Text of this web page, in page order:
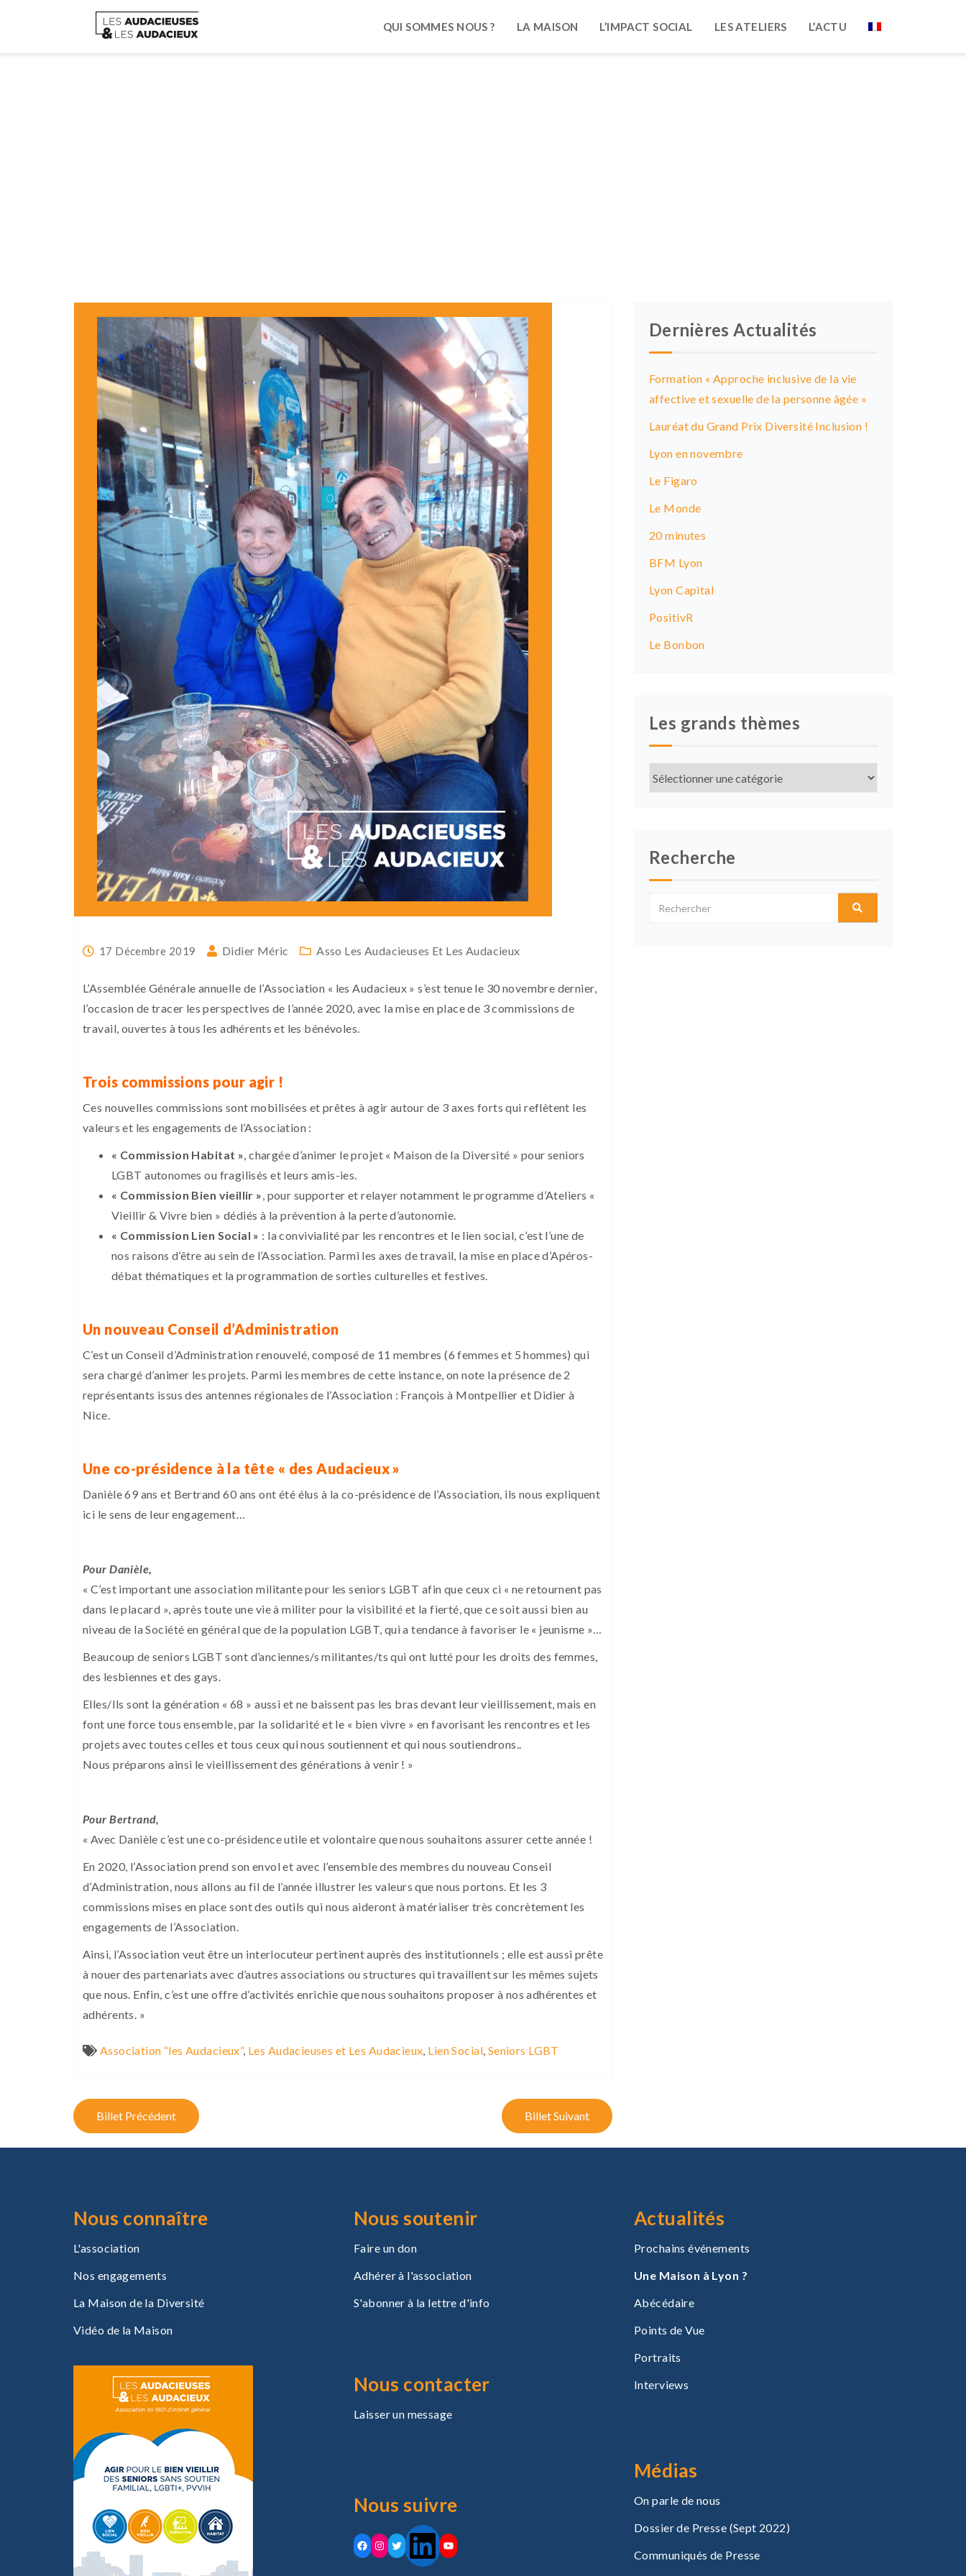
QUI SOMMES NOUS ? LA MAISON L’IMPACT SOCIAL LES ATELIERS L’ACTU
17 Décembre 2019 Didier Méric Asso Les Audacieuses Et Les Audacieux
L’Assemblée Générale annuelle de l’Association « les Audacieux » s’est tenue le 30 novembre dernier,
l’occasion de tracer les perspectives de l’année 2020, avec la mise en place de 3 commissions de
travail, ouvertes à tous les adhérents et les bénévoles.
Trois commissions pour agir !
Ces nouvelles commissions sont mobilisées et prêtes à agir autour de 3 axes forts qui reflètent les
valeurs et les engagements de l’Association :
« Commission Habitat », chargée d’animer le projet « Maison de la Diversité » pour seniors
LGBT autonomes ou fragilisés et leurs amis-ies.
« Commission Bien vieillir », pour supporter et relayer notamment le programme d’Ateliers «
Vieillir & Vivre bien » dédiés à la prévention à la perte d’autonomie.
« Commission Lien Social » : la convivialité par les rencontres et le lien social, c’est l’une de
nos raisons d’être au sein de l’Association. Parmi les axes de travail, la mise en place d’Apéros-
débat thématiques et la programmation de sorties culturelles et festives.
Un nouveau Conseil d’Administration
C’est un Conseil d’Administration renouvelé, composé de 11 membres (6 femmes et 5 hommes) qui
sera chargé d’animer les projets. Parmi les membres de cette instance, on note la présence de 2
représentants issus des antennes régionales de l’Association : François à Montpellier et Didier à
Nice.
Une co-présidence à la tête « des Audacieux »
Danièle 69 ans et Bertrand 60 ans ont été élus à la co-présidence de l’Association, ils nous expliquent
ici le sens de leur engagement…
Pour Danièle,
« C’est important une association militante pour les seniors LGBT afin que ceux ci « ne retournent pas
dans le placard », après toute une vie à militer pour la visibilité et la fierté, que ce soit aussi bien au
niveau de la Société en général que de la population LGBT, qui a tendance à favoriser le « jeunisme »…
Beaucoup de seniors LGBT sont d’anciennes/s militantes/ts qui ont lutté pour les droits des femmes,
des lesbiennes et des gays.
Elles/Ils sont la génération « 68 » aussi et ne baissent pas les bras devant leur vieillissement, mais en
font une force tous ensemble, par la solidarité et le « bien vivre » en favorisant les rencontres et les
projets avec toutes celles et tous ceux qui nous soutiennent et qui nous soutiendrons..
Nous préparons ainsi le vieillissement des générations à venir ! »
Pour Bertrand,
« Avec Danièle c’est une co-présidence utile et volontaire que nous souhaitons assurer cette année !
En 2020, l’Association prend son envol et avec l’ensemble des membres du nouveau Conseil
d’Administration, nous allons au fil de l’année illustrer les valeurs que nous portons. Et les 3
commissions mises en place sont des outils qui nous aideront à matérialiser très concrètement les
engagements de l’Association.
Ainsi, l’Association veut être un interlocuteur pertinent auprès des institutionnels ; elle est aussi prête
à nouer des partenariats avec d’autres associations ou structures qui travaillent sur les mêmes sujets
que nous. Enfin, c’est une offre d’activités enrichie que nous souhaitons proposer à nos adhérentes et
adhérents. »
Association “les Audacieux”, Les Audacieuses et Les Audacieux, Lien Social, Seniors LGBT
P
o
n
a
v
t
n
Billet Précédent Billet Suivant
Dernières Actualités
Formation « Approche inclusive de la vie
affective et sexuelle de la personne âgée »
Lauréat du Grand Prix Diversité Inclusion !
Lyon en novembre
Le Figaro
Le Monde
20 minutes
BFM Lyon
Lyon Capital
PositivR
Le Bonbon
Les grands thèmes
Les
grands
Recherche
Nous connaître
L'association
Nos engagements
La Maison de la Diversité
Vidéo de la Maison
Nous soutenir
Faire un don
Adhérer à l'association
S'abonner à la lettre d'info
Nous contacter
Laisser un message
Nous suivre
Actualités
Prochains événements
Une Maison à Lyon ?
Abécédaire
Points de Vue
Portraits
Interviews
Médias
On parle de nous
Dossier de Presse (Sept 2022)
Communiqués de Presse